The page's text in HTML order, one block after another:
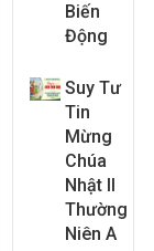
Biến
Động
Suy Tư
Tin
Mừng
Chúa
Nhật II
Thường
Niên A